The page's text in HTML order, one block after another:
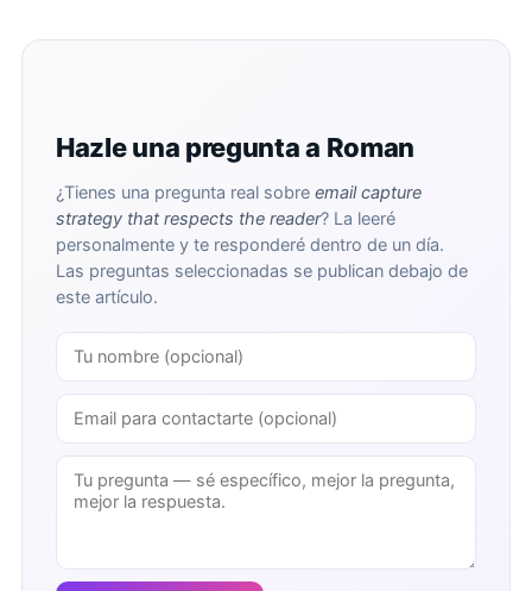
Hazle una pregunta a Roman
¿Tienes una pregunta real sobre email capture
strategy that respects the reader? La leeré
personalmente y te responderé dentro de un día.
Las preguntas seleccionadas se publican debajo de
este artículo.